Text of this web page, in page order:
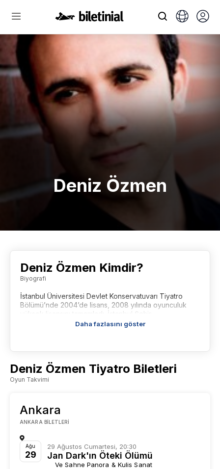
Deniz Özmen
Deniz Özmen Kimdir?
Biyografi
İstanbul Üniversitesi Devlet Konservatuvarı Tiyatro
Bölümü’nde 2004’de lisans, 2008 yılında oyunculuk
yüksek lisansını tamamladı. İstanbul Şehir
Tiyatrosu’ndaki “Hamlet” oyunundaki performansıyla
Daha fazlasını göster
Deniz Özmen Tiyatro Biletleri
Oyun Takvimi
Ankara
ANKARA BILETLERI
Ağu
29
29 Ağustos Cumartesi, 20:30
Jan Dark'ın Öteki Ölümü
Ve Sahne Panora & Kulis Sanat